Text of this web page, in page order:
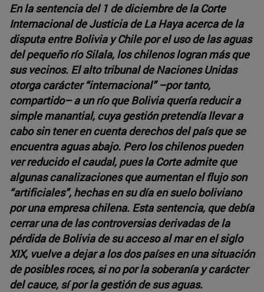
En la sentencia del 1 de diciembre de la Corte
Internacional de Justicia de La Haya acerca de la
disputa entre Bolivia y Chile por el uso de las aguas
del pequeño río Silala, los chilenos logran más que
sus vecinos. El alto tribunal de Naciones Unidas
otorga carácter “internacional” –por tanto,
compartido– a un río que Bolivia quería reducir a
simple manantial, cuya gestión pretendía llevar a
cabo sin tener en cuenta derechos del país que se
encuentra aguas abajo. Pero los chilenos pueden
ver reducido el caudal, pues la Corte admite que
algunas canalizaciones que aumentan el flujo son
“artificiales”, hechas en su día en suelo boliviano
por una empresa chilena. Esta sentencia, que debía
cerrar una de las controversias derivadas de la
pérdida de Bolivia de su acceso al mar en el siglo
XIX, vuelve a dejar a los dos países en una situación
de posibles roces, si no por la soberanía y carácter
del cauce, sí por la gestión de sus aguas.